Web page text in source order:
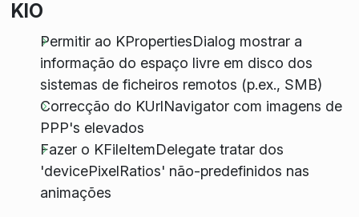
KIO
Permitir ao KPropertiesDialog mostrar a
informação do espaço livre em disco dos
sistemas de ficheiros remotos (p.ex., SMB)
Correcção do KUrlNavigator com imagens de
PPP's elevados
Fazer o KFileItemDelegate tratar dos
'devicePixelRatios' não-predefinidos nas
animações